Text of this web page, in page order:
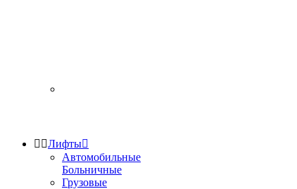
 Лифты
Автомобильные
Больничные
Грузовые